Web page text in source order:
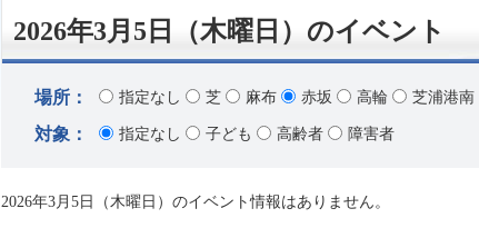
2026年3月5日（木曜日）のイベント
場所： 指定なし 芝 麻布 赤坂 高輪 芝浦港南
対象： 指定なし 子ども 高齢者 障害者
2026年3月5日（木曜日）のイベント情報はありません。